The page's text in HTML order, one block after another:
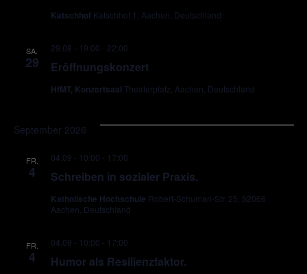
Katschhof Katschhof 1, Aachen, Deutschland
SA.
29 Eröffnungskonzert
29.08 - 19:00 - 22:00
HfMT, Konzertsaal Theaterplatz, Aachen, Deutschland
September 2026
FR.
4 Schreiben in sozialer Praxis.
04.09 - 10:00 - 17:00
Katholische Hochschule Robert-Schuman-Str. 25, 52066
Aachen, Deutschland
FR.
4 Humor als Resilienzfaktor.
04.09 - 10:00 - 17:00